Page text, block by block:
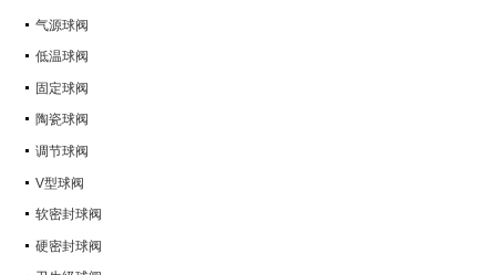
气源球阀
低温球阀
固定球阀
陶瓷球阀
调节球阀
V型球阀
软密封球阀
硬密封球阀